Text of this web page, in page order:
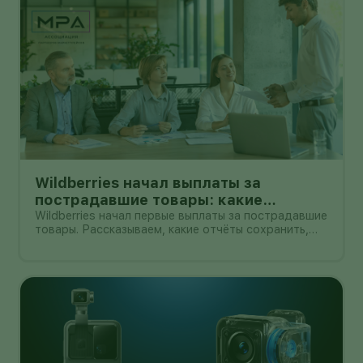
Wildberries начал выплаты за
пострадавшие товары: какие
документы собрать и чем поможет
АПМ
Wildberries начал первые выплаты за пострадавшие
товары. Рассказываем, какие отчёты сохранить,